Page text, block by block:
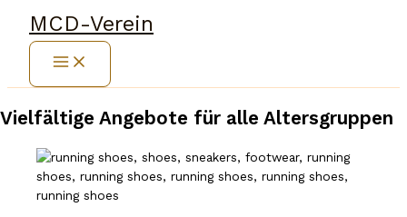
Zum
Inhalt
springen
MCD-Verein
Vielfältige Angebote für alle Altersgruppen